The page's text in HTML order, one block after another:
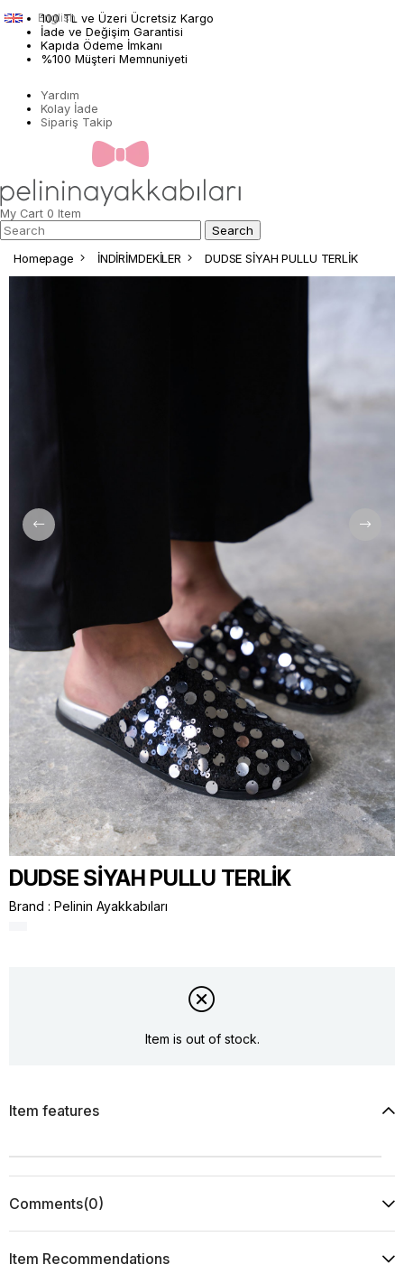
100 TL ve Üzeri Ücretsiz Kargo
İade ve Değişim Garantisi
Kapıda Ödeme İmkanı
%100 Müşteri Memnuniyeti
Yardım
Kolay İade
Sipariş Takip
English
My Cart 0 Item
Homepage İNDİRİMDEKİLER DUDSE SİYAH PULLU TERLİK
DUDSE SİYAH PULLU TERLİK
Brand : Pelinin Ayakkabıları
Item is out of stock.
Item features
Comments(0)
Item Recommendations